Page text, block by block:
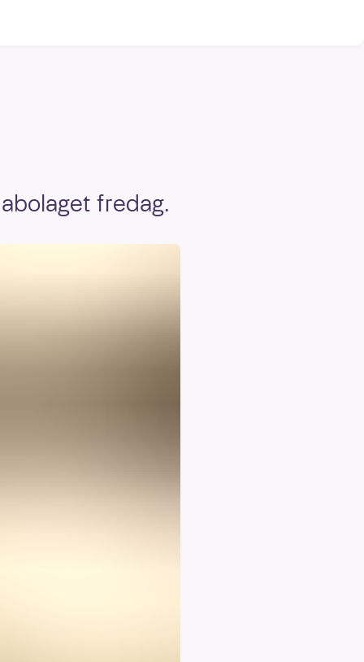
fredag.